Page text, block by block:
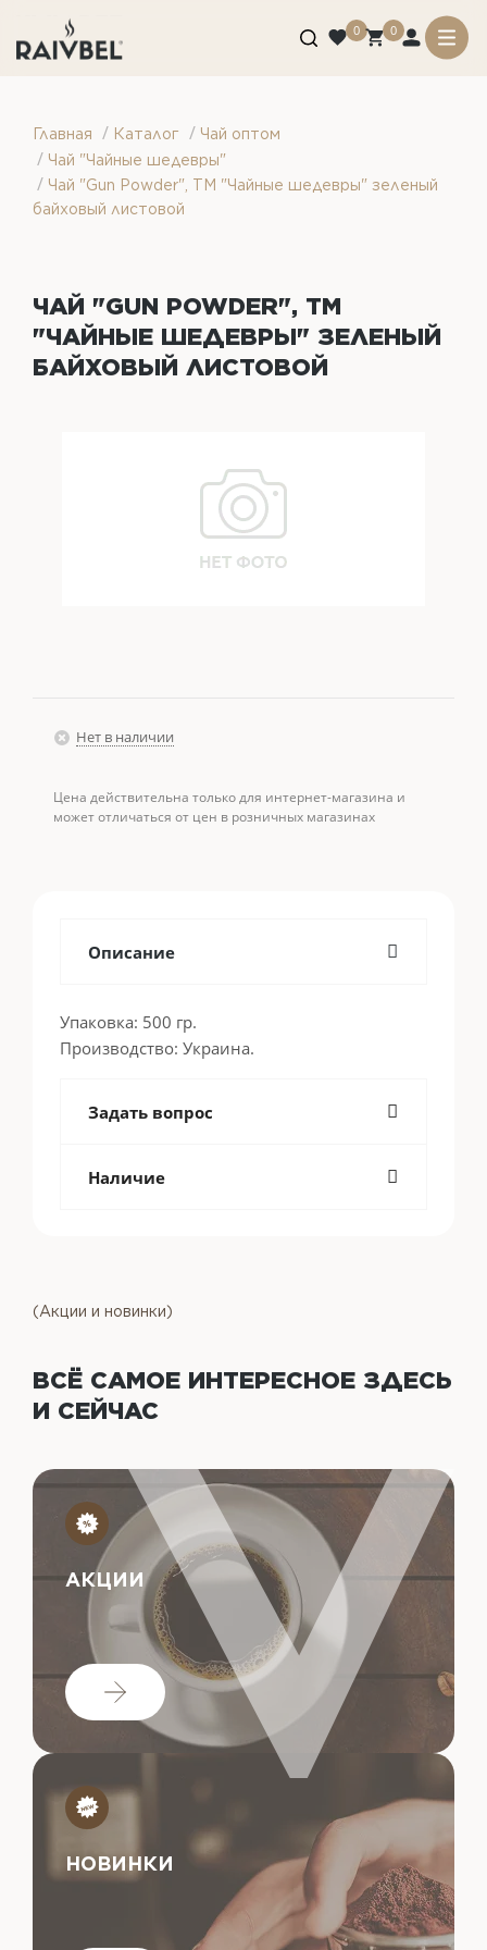
0 0
Главная / Каталог / Чай оптом
/ Чай "Чайные шедевры"
/ Чай "Gun Powder", ТМ "Чайные шедевры" зеленый
байховый листовой
ЧАЙ "GUN POWDER", ТМ
"ЧАЙНЫЕ ШЕДЕВРЫ" ЗЕЛЕНЫЙ
БАЙХОВЫЙ ЛИСТОВОЙ
Нет в наличии
Цена действительна только для интернет-магазина и
может отличаться от цен в розничных магазинах
Описание
Упаковка: 500 гр.
Производство: Украина.
Задать вопрос
Наличие
(Акции и новинки)
ВСЁ САМОЕ ИНТЕРЕСНОЕ ЗДЕСЬ
И СЕЙЧАС
АКЦИИ
НОВИНКИ